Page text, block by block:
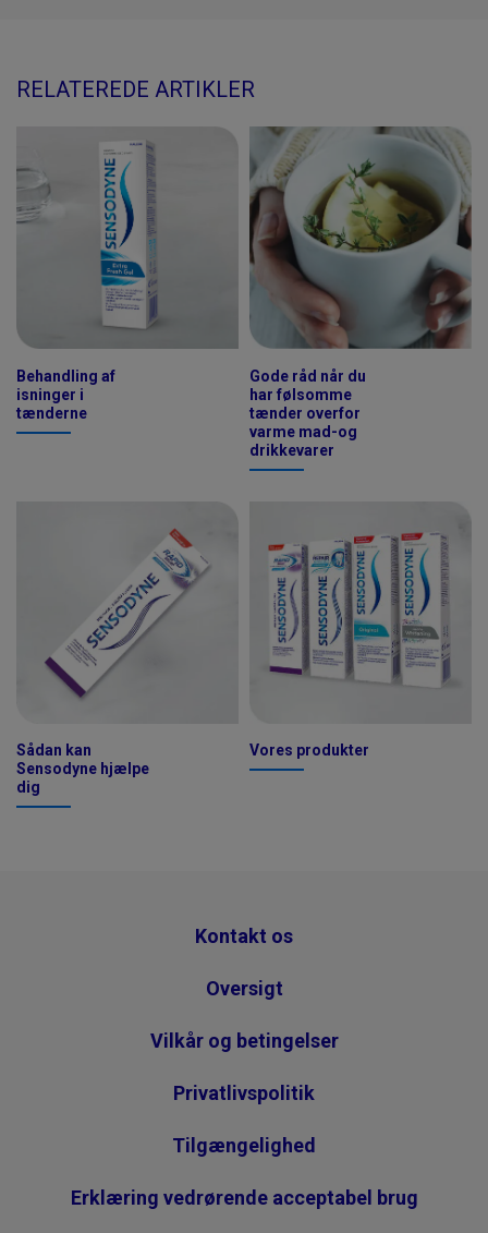
RELATEREDE ARTIKLER
Behandling af
isninger i
tænderne
Gode råd når du
har følsomme
tænder overfor
varme mad-og
drikkevarer
Sådan kan
Sensodyne hjælpe
dig
Vores produkter
Kontakt os
Oversigt
Vilkår og betingelser
Privatlivspolitik
Tilgængelighed
Erklæring vedrørende acceptabel brug